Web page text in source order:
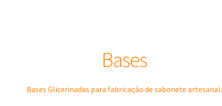
Bases
Bases Glicerinadas para fabricação de sabonete artesanal.